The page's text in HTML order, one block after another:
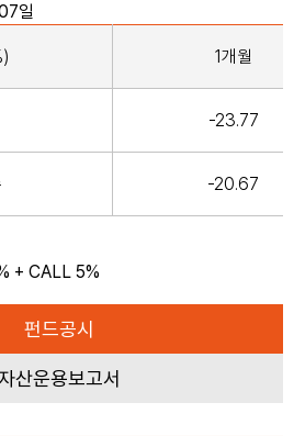
일
1개월
-23.77
-20.67
펀드공시
산운용보고서